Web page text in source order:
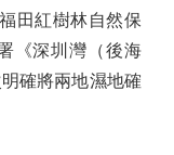
田紅樹林自然保
《深圳灣（後海
確將兩地濕地確